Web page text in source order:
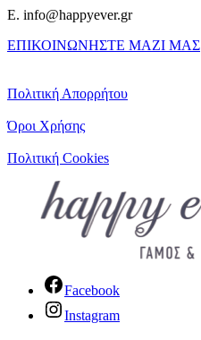
E. info@happyever.gr
ΕΠΙΚΟΙΝΩΝΗΣΤΕ ΜΑΖΙ ΜΑΣ
Πολιτική Απορρήτου
Όροι Χρήσης
Πολιτική Cookies
Facebook
Instagram